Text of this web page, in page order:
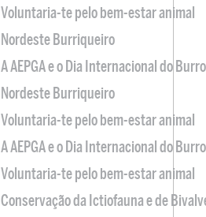
Voluntaria-te pelo bem-estar animal
Nordeste Burriqueiro
A AEPGA e o Dia Internacional do Burro
Nordeste Burriqueiro
Voluntaria-te pelo bem-estar animal
A AEPGA e o Dia Internacional do Burro
Voluntaria-te pelo bem-estar animal
Conservação da Ictiofauna e de